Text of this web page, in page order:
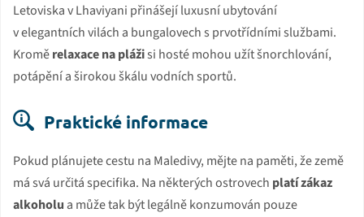
Letoviska v Lhaviyani přinášejí luxusní ubytování
v elegantních vilách a bungalovech s prvotřídními službami.
Kroměrelaxace na plážisi hosté mohou užít šnorchlování,
potápění a širokou škálu vodních sportů.
Praktické informace
Pokud plánujete cestu na Maledivy, mějte na paměti, že země
má svá určitá specifika. Na některých ostrovech platí zákaz
alkoholu a může tak být legálně konzumován pouze